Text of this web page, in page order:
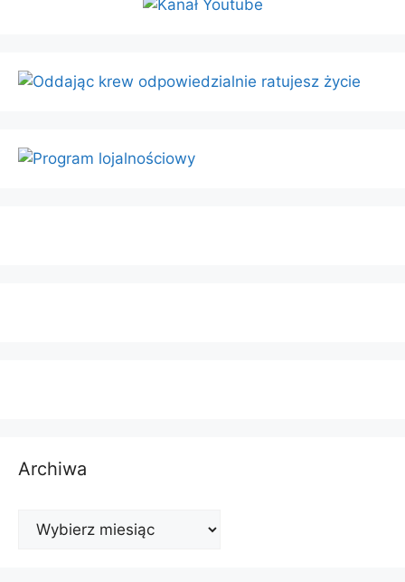
Archiwa
Archiwa